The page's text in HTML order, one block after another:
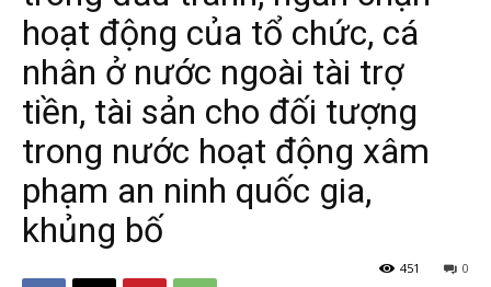
hoạt động của tổ chức, cá
nhân ở nước ngoài tài trợ
tiền, tài sản cho đối tượng
trong nước hoạt động xâm
phạm an ninh quốc gia,
khủng bố
0
451